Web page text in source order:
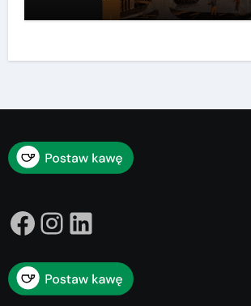
Facebook
Instagram
LinkedIn